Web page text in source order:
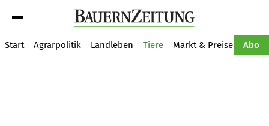
Start Agrarpolitik Landleben Tiere Markt & Preise Abo